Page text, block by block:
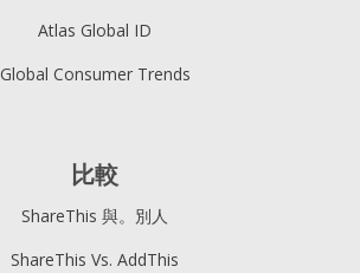
Atlas Global ID
Global Consumer Trends
比較
ShareThis 與。別人
ShareThis Vs. AddThis